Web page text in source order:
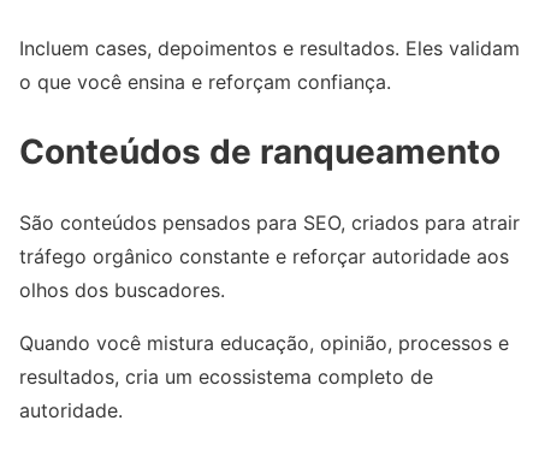
Incluem cases, depoimentos e resultados. Eles validam
o que você ensina e reforçam confiança.
Conteúdos de ranqueamento
São conteúdos pensados para SEO, criados para atrair
tráfego orgânico constante e reforçar autoridade aos
olhos dos buscadores.
Quando você mistura educação, opinião, processos e
resultados, cria um ecossistema completo de
autoridade.